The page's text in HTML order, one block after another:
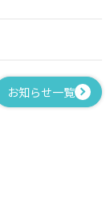
お知らせ一覧